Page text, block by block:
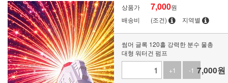
상품가 7,000원
배송비
(조건) 지역별
썸머 글록 120홀 강력한 분수 물총
대형 워터건 펌프
+1
-1 7,000원